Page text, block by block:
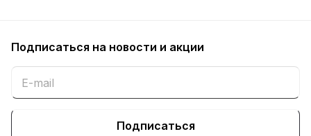
Подписаться на новости и акции
Подписаться